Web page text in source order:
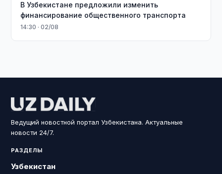
В Узбекистане предложили изменить
финансирование общественного транспорта
14:30 · 02/08
Ведущий новостной портал Узбекистана. Актуальные
новости 24/7.
РАЗДЕЛЫ
Узбекистан